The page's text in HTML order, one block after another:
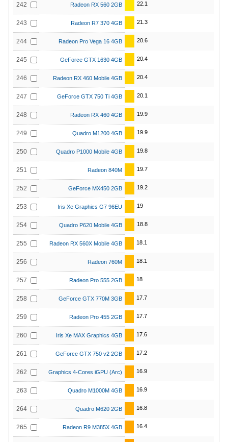
242 Radeon RX 560 2GB 22.1
243 Radeon R7 370 4GB 21.3
244 Radeon Pro Vega 16 4GB 20.6
245 GeForce GTX 1630 4GB 20.4
246 Radeon RX 460 Mobile 4GB 20.4
247 GeForce GTX 750 Ti 4GB 20.1
248 Radeon RX 460 4GB 19.9
249 Quadro M1200 4GB 19.9
250 Quadro P1000 Mobile 4GB 19.8
251 Radeon 840M 19.7
252 GeForce MX450 2GB 19.2
253 Iris Xe Graphics G7 96EU 19
254 Quadro P620 Mobile 4GB 18.8
255 Radeon RX 560X Mobile 4GB 18.1
256 Radeon 760M 18.1
257 Radeon Pro 555 2GB 18
258 GeForce GTX 770M 3GB 17.7
259 Radeon Pro 455 2GB 17.7
260 Iris Xe MAX Graphics 4GB 17.6
261 GeForce GTX 750 v2 2GB 17.2
262 Graphics 4-Cores iGPU (Arc) 16.9
263 Quadro M1000M 4GB 16.9
264 Quadro M620 2GB 16.8
265 Radeon R9 M385X 4GB 16.4